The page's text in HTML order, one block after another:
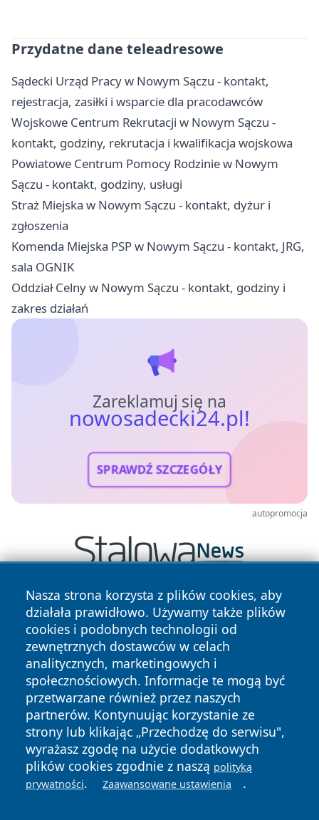
Przydatne dane teleadresowe
Sądecki Urząd Pracy w Nowym Sączu - kontakt,
rejestracja, zasiłki i wsparcie dla pracodawców
Wojskowe Centrum Rekrutacji w Nowym Sączu -
kontakt, godziny, rekrutacja i kwalifikacja wojskowa
Powiatowe Centrum Pomocy Rodzinie w Nowym
Sączu - kontakt, godziny, usługi
Straż Miejska w Nowym Sączu - kontakt, dyżur i
zgłoszenia
Komenda Miejska PSP w Nowym Sączu - kontakt, JRG,
sala OGNIK
Oddział Celny w Nowym Sączu - kontakt, godziny i
zakres działań
Zareklamuj się na
nowosadecki24.pl!
SPRAWDŹ SZCZEGÓŁY
autopromocja
Nasza strona korzysta z plików cookies, aby
działała prawidłowo. Używamy także plików
cookies i podobnych technologii od
zewnętrznych dostawców w celach
analitycznych, marketingowych i
społecznościowych. Informacje te mogą być
przetwarzane również przez naszych
partnerów. Kontynuując korzystanie ze
strony lub klikając „Przechodzę do serwisu",
wyrażasz zgodę na użycie dodatkowych
plików cookies zgodnie z naszą polityką
prywatności. Zaawansowane ustawienia .
Copyright © 2026 nowosadecki24.pl Wszystkie prawa
zastrzeżone.
News Autorzy
Polityka
Prywatności
Polityka
Cookies